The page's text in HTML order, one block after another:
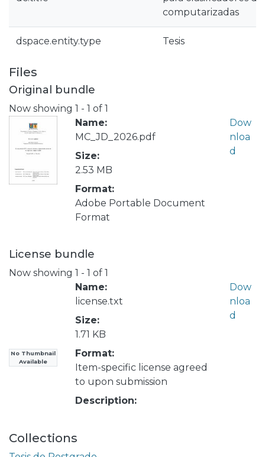
computarizadas
dspace.entity.type Tesis
Files
Original bundle
Now showing 1 - 1 of 1
Name:
MC_JD_2026.pdf
Size:
2.53 MB
Format:
Adobe Portable Document
Format
Dow
nloa
d
License bundle
Now showing 1 - 1 of 1
No Thumbnail
Available
Name:
license.txt
Size:
1.71 KB
Format:
Item-specific license agreed
to upon submission
Description:
Dow
nloa
d
Collections